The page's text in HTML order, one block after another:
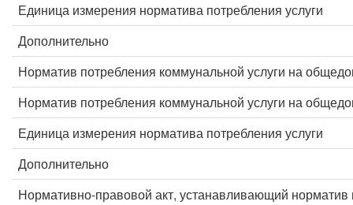
Единица измерения норматива потребления услуги
Дополнительно
Норматив потребления коммунальной услуги на
Норматив потребления коммунальной услуги на
Единица измерения норматива потребления услуги
Дополнительно
Нормативно-правовой акт, устанавливающий норматив